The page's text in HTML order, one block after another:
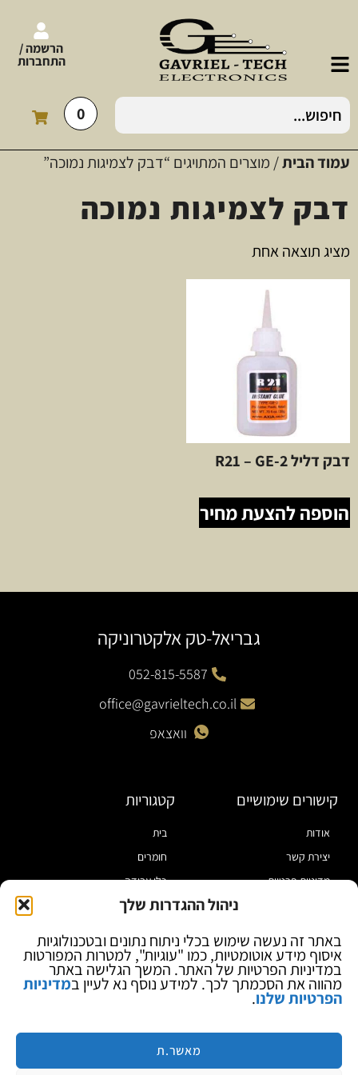
ניהול ההגדרות שלך
באתר זה נעשה שימוש בכלי ניתוח נתונים ובטכנולוגיות
איסוף מידע אוטומטיות, כמו "עוגיות", למטרות המפורטות
במדיניות הפרטיות של האתר. המשך הגלישה באתר
מהווה את הסכמתך לכך. למידע נוסף נא לעיין במדיניות
הפרטיות שלנו.
מאשר.ת
הרשמה /
התחברות
0
עמוד הבית/ מוצרים המתויגים “דבק לצמיגות נמוכה”
דבק לצמיגות נמוכה
מציג תוצאה אחת
דבק דליל R21 – GE-2
הוספה להצעת מחיר
גבריאל-טק אלקטרוניקה
052-815-5587
office@gavrieltech.co.il
וואצאפ
קישורים שימושיים
אודות
יצירת קשר
מדיניות פרטיות
בלוג
קטגוריות
בית
חומרים
כלי עבודה
מוצרי הלחמה
ספקי כח ומודדים
ציוד אופטי להגדלה
מותגים